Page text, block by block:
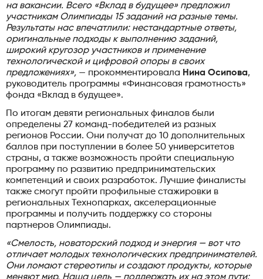
на вакансии. Всего «Вклад в будущее» предложил
участникам Олимпиады 15 заданий на разные темы.
Результаты нас впечатлили: нестандартные ответы,
оригинальные подходы к выполнению заданий,
широкий кругозор участников и применение
технологической и цифровой опоры в своих
предложениях», — прокомментировала Нина Осипова,
руководитель программы «Финансовая грамотность»
фонда «Вклад в будущее».
По итогам девяти региональных финалов были
определены 27 команд-победителей из разных
регионов России. Они получат до 10 дополнительных
баллов при поступлении в более 50 университетов
страны, а также возможность пройти специальную
программу по развитию предпринимательских
компетенций и своих разработок. Лучшие финалисты
также смогут пройти профильные стажировки в
региональных Технопарках, акселерационные
программы и получить поддержку со стороны
партнеров Олимпиады.
«Смелость, новаторский подход и энергия — вот что
отличает молодых технологических предпринимателей.
Они ломают стереотипы и создают продукты, которые
меняют мир. Наша цель — поддержать их на этом пути: